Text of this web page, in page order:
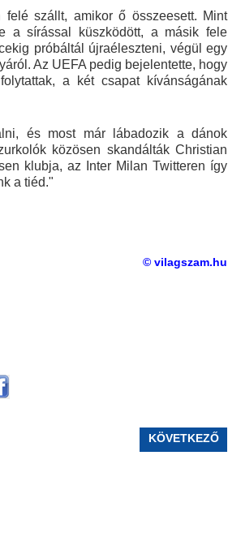
szállt, amikor ő összeesett. Mint
a sírással küszködött, a másik fele
próbáltál újraéleszteni, végül egy
Az UEFA pedig bejelentette, hogy
a két csapat kívánságának
és most már lábadozik a dánok
közösen skandálták Christian
klubja, az Inter Milan Twitteren így
a tiéd."
© vilagszam.hu
KÖVETKEZŐ